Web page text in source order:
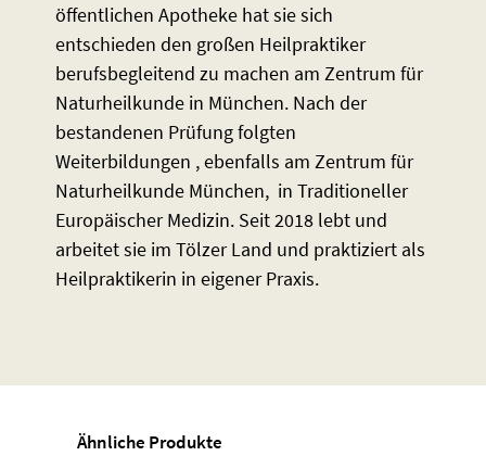
öffentlichen Apotheke hat sie sich
entschieden den großen Heilpraktiker
berufsbegleitend zu machen am Zentrum für
Naturheilkunde in München. Nach der
bestandenen Prüfung folgten
Weiterbildungen , ebenfalls am Zentrum für
Naturheilkunde München, in Traditioneller
Europäischer Medizin. Seit 2018 lebt und
arbeitet sie im Tölzer Land und praktiziert als
Heilpraktikerin in eigener Praxis.
Ähnliche Produkte